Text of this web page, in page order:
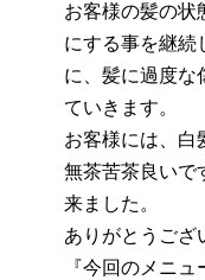
お客様の髪の状
にする事を継続
に、髪に過度な
ていきます。
お客様には、白
無茶苦茶良いで
来ました。
ありがとうござ
『今回のメニュ